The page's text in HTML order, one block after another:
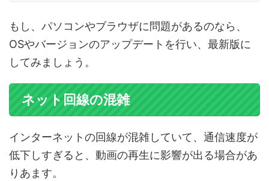
もし、パソコンやブラウザに問題があるのなら、
OSやバージョンのアップデートを行い、最新版に
してみましょう。
ネット回線の混雑
インターネットの回線が混雑していて、通信速度が
低下しすぎると、動画の再生に影響が出る場合があ
りあます。